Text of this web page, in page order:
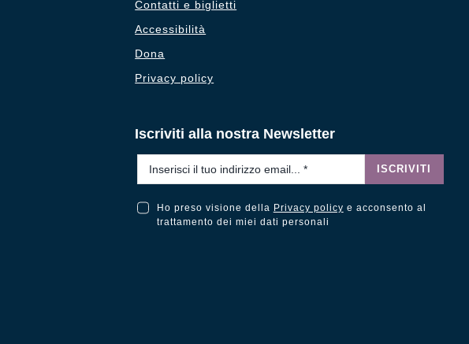
Contatti e biglietti
Accessibilità
Dona
Privacy policy
Iscriviti alla nostra Newsletter
ISCRIVITI
Ho preso visione della Privacy policy e acconsento al
trattamento dei miei dati personali